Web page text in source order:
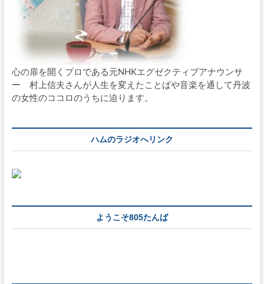
心の扉を開くプロである元NHKエグゼクティブアナウンサ
ー 村上信夫さんが人生を変えたことばや音楽を通して丹波
の女性のココロのうちに迫ります。
ハムのラジオへリンク
ようこそ805たんば